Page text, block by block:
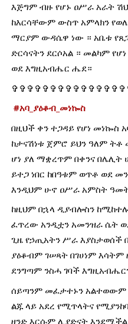
እጅግም ብዙ የሆኑ ዐሥራ አራት ሽህ
ከእርሳቸውም ውስጥ አምላክን
ማርያም ውዳሴዋ ነው ። አቤቱ
ድርሳናትን ደርሶአል ። መልካም
ወደ እግዚአብሔር ሔደ።
#አባ_ያዕቆብ_መነኰስ
በዚህች ቀን ተጋዳይ የሆነ መነኰስ
ከታናሽነቱ ጀምሮ ይህን ዓለም
ሆነ ያለ ማቋረጥም በቀንና በሌሊት
ይተጋ ነበር ከበዓቱም ወጥቶ ወደ
እንዲህም ሁኖ ዐሥራ አምስት
ከዚህም በኋላ ዲያብሎስን
ፈጥረው አንዲቷን አመንዝራ ሴት
ጊዜ የኃጢአትን ሥራ
ያዕቆብም ገሠጻት በገሀነም
ደንግጣም ንስሓ ገባች
ሰይጣንም መፈታተኑን አልተወውም
ልጁ ላይ አደረ የሚጥላትና
ዘንድ እርሱም ሊያድናት